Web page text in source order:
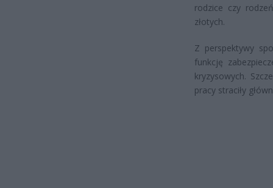
rodzice czy
złotych.
Z perspektywy
funkcję
kryzysowych.
pracy straciły